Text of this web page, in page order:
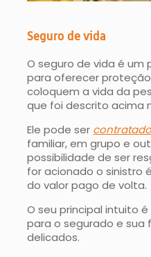
Seguro de vida
O seguro de vida é
para oferecer
coloquem a vida da
que foi descrito acima
Ele pode ser
familiar, em grupo e
possibilidade de ser
for acionado o sinistro
do valor pago de volta.
O seu principal intuito
para o segurado e
delicados.